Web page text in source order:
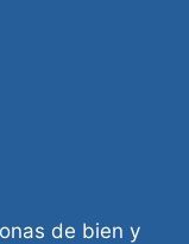
de bien y